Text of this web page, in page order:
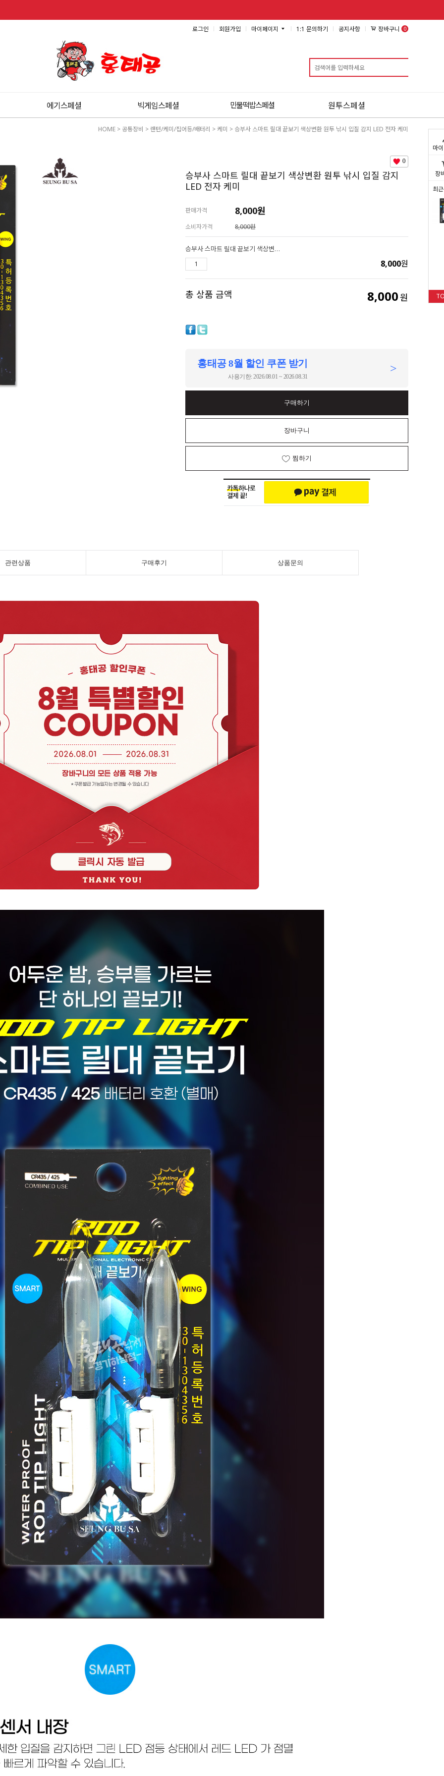
마
장
최
로그인 회원가입 마이페이지 1:1 문의하기 공지사항 장바구니 0
에기스페셜 빅게임스페셜 민물떡밥스페셜 원투스페셜
HOME > 공통장비 > 랜턴/케미/집어등/배터리 >케미 > 승부사 스마트 릴대 끝보기 색상변환 원투 낚시 입질 감지 LED 전자 케미
0
승부사 스마트 릴대 끝보기 색상변환 원투 낚시 입질 감지
LED 전자 케미
판매가격 8,000원
소비자가격 8,000원
승부사 스마트 릴대 끝보기 색상변환 원투 낚시 입질 감지 LED 전자 케미
8,000원
총 상품 금액 8,000원
홍태공 8월 할인 쿠폰 받기
사용기한: 2026.08.01 ~ 2026.08.31
>
구매하기
장바구니
찜하기
관련상품 구매후기 상품문의